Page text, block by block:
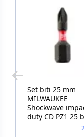
Set biti 25 mm
MILWAUKEE
Shockwave
duty CD PZ1 25